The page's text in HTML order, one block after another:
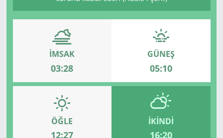
İMSAK
03:28
GÜNEŞ
05:10
ÖĞLE
12:27
İKINDI
16:20
Uşak